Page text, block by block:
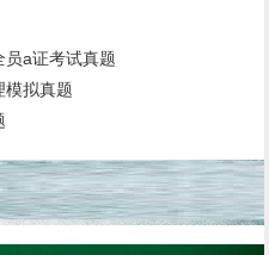
员a证考试真题
模拟真题